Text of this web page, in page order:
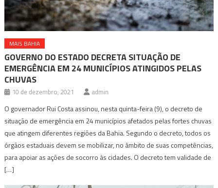
MAIS BAHIA
GOVERNO DO ESTADO DECRETA SITUAÇÃO DE
EMERGÊNCIA EM 24 MUNICÍPIOS ATINGIDOS PELAS
CHUVAS
10 de dezembro, 2021 admin
O governador Rui Costa assinou, nesta quinta-feira (9), o decreto de
situação de emergência em 24 municípios afetados pelas fortes chuvas
que atingem diferentes regiões da Bahia. Segundo o decreto, todos os
órgãos estaduais devem se mobilizar, no âmbito de suas competências,
para apoiar as ações de socorro às cidades. O decreto tem validade de
[…]